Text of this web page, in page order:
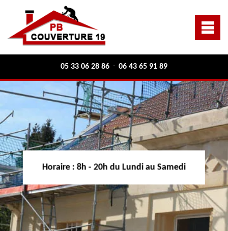
05 33 06 28 86 - 06 43 65 91 89
Horaire : 8h - 20h du Lundi au Samedi